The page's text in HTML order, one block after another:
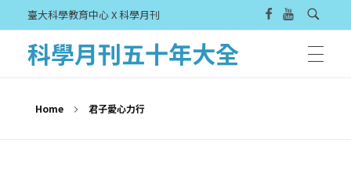
臺大科學教育中心 X 科學月刊
科學月刊五十年大全
Home 君子愛心力行